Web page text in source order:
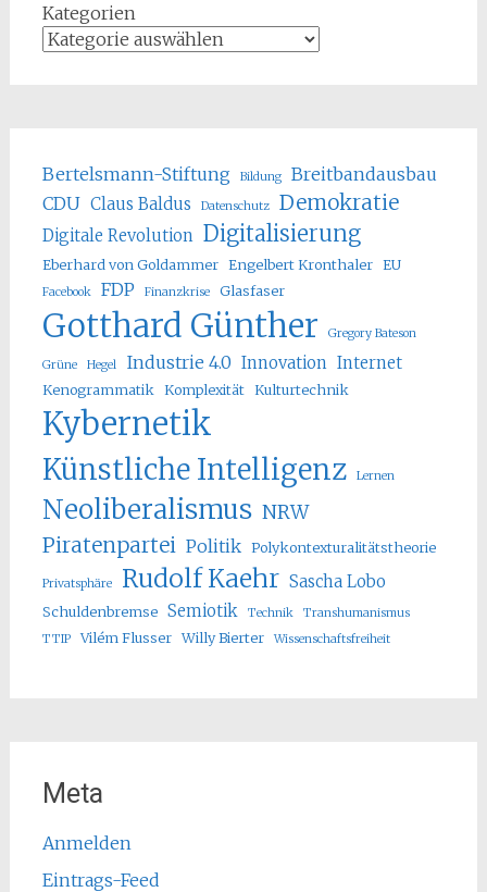
Kategorien
Bertelsmann-Stiftung Bildung
Breitbandausbau
CDU Claus Baldus Datenschutz Demokratie
Digitale Revolution Digitalisierung
Eberhard von Goldammer Engelbert Kronthaler EU
Facebook FDP Finanzkrise Glasfaser
Gotthard Günther Gregory Bateson
Grüne Hegel Industrie 4.0 Innovation Internet
Kenogrammatik Komplexität Kulturtechnik
Kybernetik
Künstliche Intelligenz Lernen
Neoliberalismus NRW
Piratenpartei Politik Polykontexturalitätstheorie
Privatsphäre Rudolf Kaehr Sascha Lobo
Schuldenbremse Semiotik Technik
Transhumanismus
TTIP
Vilém Flusser Willy Bierter Wissenschaftsfreiheit
Meta
Anmelden
Eintrags-Feed